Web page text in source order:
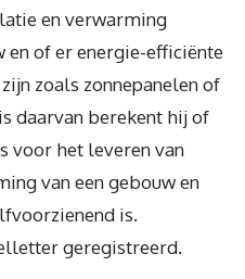
en verwarming
en of er energie-efficiënte
zoals zonnepanelen of
daarvan berekent hij of
voor het leveren van
van een gebouw en
is.
geregistreerd.